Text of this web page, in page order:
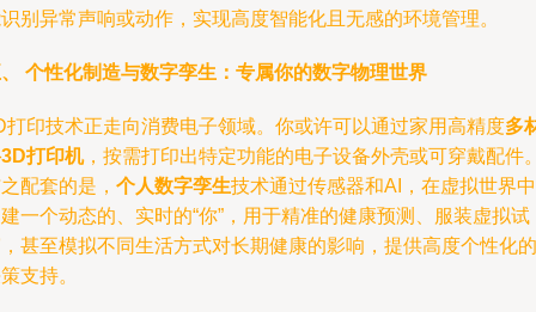
别异常声响或动作，实现高度智能化且无感的环境管理。
个性化制造与数字孪生：专属你的数字物理世界
打印技术正走向消费电子领域。你或许可以通过家用高精度多
打印机，按需打印出特定功能的电子设备外壳或可穿戴配件
配套的是， 个人数字孪生技术通过传感器和AI，在虚拟世界中
一个动态的、实时的“你”，用于精准的健康预测、服装虚拟试
甚至模拟不同生活方式对长期健康的影响，提供高度个性化的
支持。